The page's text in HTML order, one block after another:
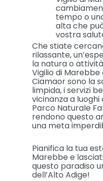
tempo o
alta che
vostra
Che stiate
rilassante,
la natura o
Vigilio di
Ciamaor sono la
limpida, i servizi
vicinanza a luoghi
Parco Naturale
rendono questo
una meta
Pianifica la tua
Marebbe e
questo paradiso
dell’Alto Adige!